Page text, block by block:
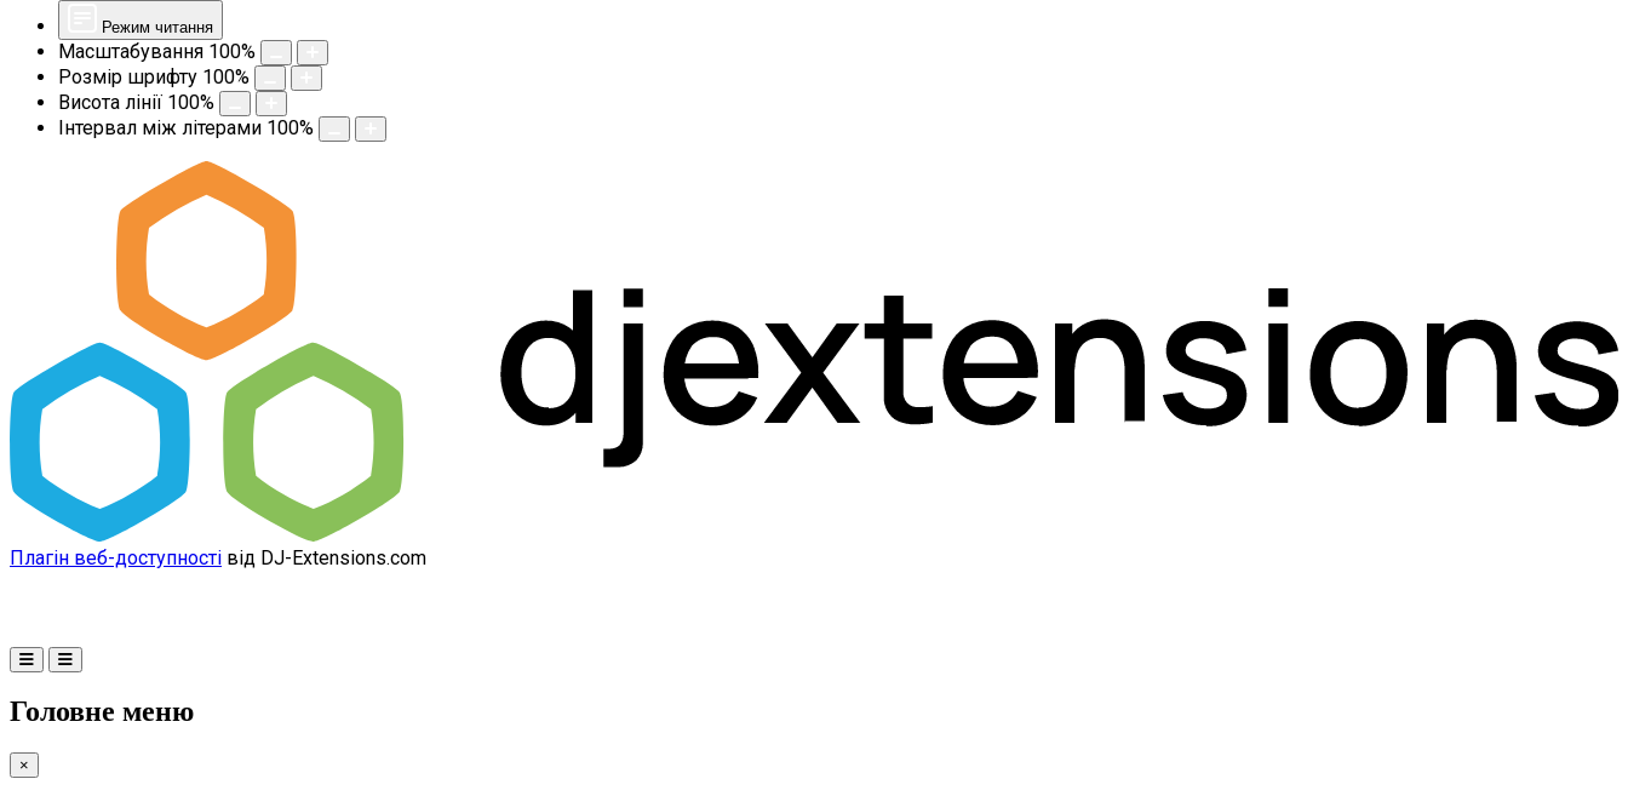
Режим читання
Масштабування 100%
Розмір шрифту 100%
Висота лінії 100%
Інтервал між літерами 100%
Плагін веб-доступності від DJ-Extensions.com
Головне меню
×